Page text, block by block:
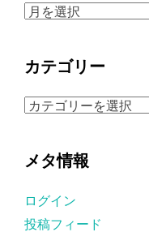
ア
ブ
カテゴリー
カ
ー
メタ情報
ログイン
投稿フィード